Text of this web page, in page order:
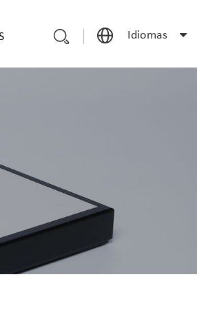
Idiomas